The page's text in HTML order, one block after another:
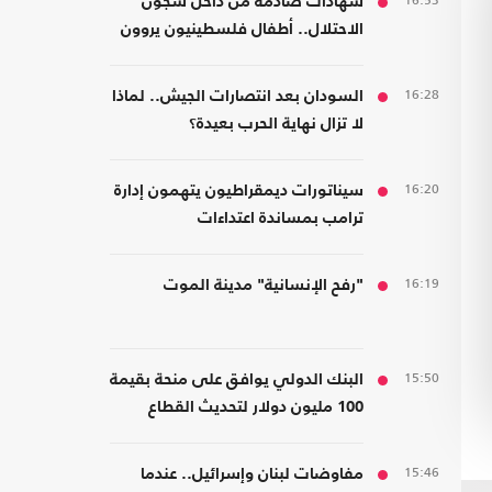
الاحتلال.. أطفال فلسطينيون يروون
16:28
السودان بعد انتصارات الجيش.. لماذا
لا تزال نهاية الحرب بعيدة؟
16:20
سيناتورات ديمقراطيون يتهمون إدارة
ترامب بمساندة اعتداءات
16:19 "رفح الإنسانية" مدينة الموت
15:50
البنك الدولي يوافق على منحة بقيمة
100 مليون دولار لتحديث القطاع
15:46 مفاوضات لبنان وإسرائيل.. عندما